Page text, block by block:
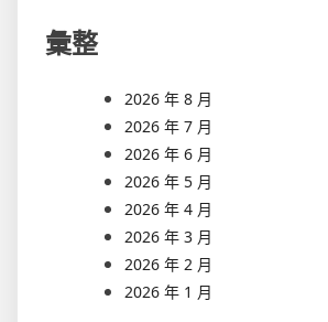
彙整
2026 年 8 月
2026 年 7 月
2026 年 6 月
2026 年 5 月
2026 年 4 月
2026 年 3 月
2026 年 2 月
2026 年 1 月